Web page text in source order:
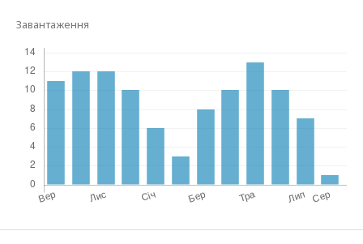
Завантаження